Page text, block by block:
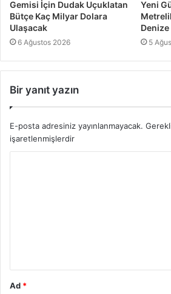
Gemisi İçin Dudak Uçuklatan
Bütçe Kaç Milyar Dolara
Ulaşacak
6 Ağustos 2026
Yeni
5
Bir yanıt yazın
E-posta adresiniz yayınlanmayacak.
işaretlenmişlerdir
Ad *